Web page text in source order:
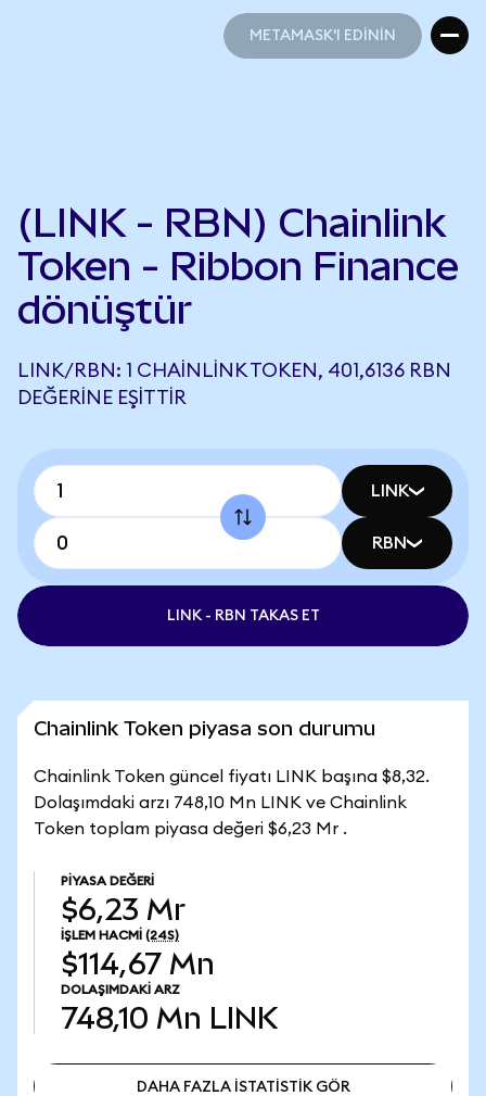
METAMASK'I EDİNİN
(LINK - RBN) Chainlink
Token - Ribbon Finance
dönüştür
LINK/RBN: 1 CHAINLINK TOKEN, 401,6136 RBN
DEĞERINE EŞITTIR
LINK
RBN
LINK - RBN TAKAS ET
Chainlink Token piyasa son durumu
Chainlink Token güncel fiyatı LINK başına $8,32.
Dolaşımdaki arzı 748,10 Mn LINK ve Chainlink
Token toplam piyasa değeri $6,23 Mr .
PIYASA DEĞERI
$6,23 Mr
İŞLEM HACMI (24S)
$114,67 Mn
DOLAŞIMDAKI ARZ
748,10 Mn LINK
DAHA FAZLA İSTATİSTİK GÖR